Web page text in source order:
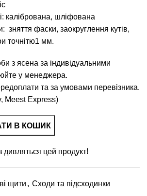
калібрована, шліфована
зняття фаски, заокруглення кутів,
точнітю1 мм.
з ясена за індивідуальними
у менеджера.
та за умовами перевізника.
Meest Express)
В КОШИК
дивляться цей продукт!
щити , Сходи та підсходинки